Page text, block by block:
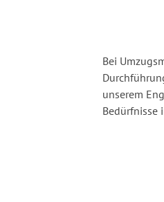
Bei
unserem
Bedürfnisse